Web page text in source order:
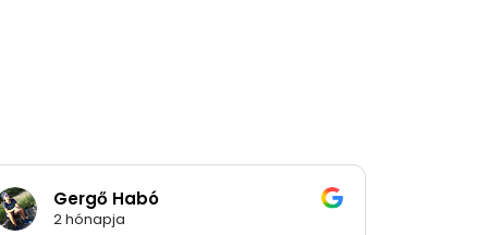
Gergő Habó
2 hónapja